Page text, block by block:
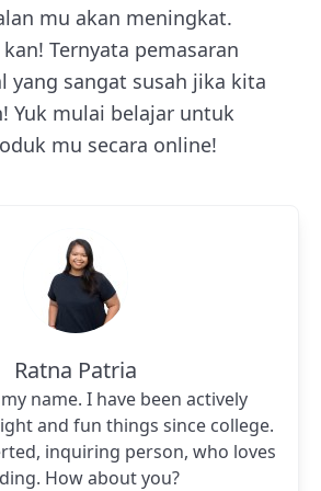
mu akan meningkat.
Ternyata pemasaran
yang sangat susah jika kita
Yuk mulai belajar untuk
mu secara online!
Ratna Patria
name. I have been actively
and fun things since college.
inquiring person, who loves
How about you?